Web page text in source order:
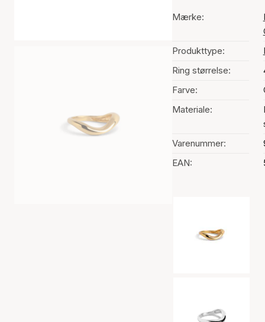
Mærke:
Produkttype:
Ring størrelse:
Farve:
Materiale:
Varenummer:
EAN: